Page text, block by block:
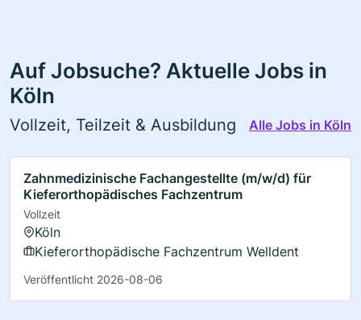
Auf Jobsuche? Aktuelle Jobs in
Köln
Vollzeit, Teilzeit & Ausbildung Alle Jobs in Köln
Zahnmedizinische Fachangestellte (m/w/d) für
Kieferorthopädisches Fachzentrum
Vollzeit
Köln
Kieferorthopädische Fachzentrum Welldent
Veröffentlicht 2026-08-06